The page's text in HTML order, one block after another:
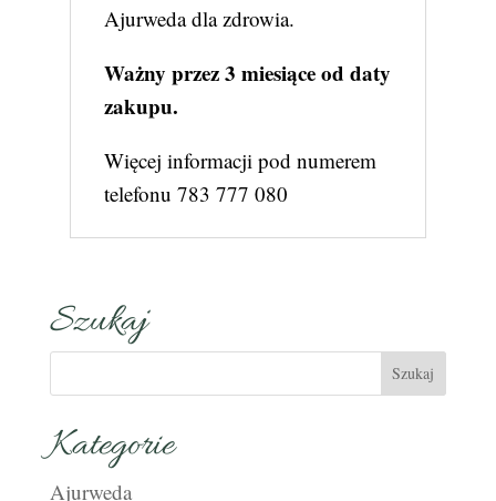
Ajurweda dla zdrowia.
Ważny przez 3 miesiące od daty
zakupu.
Więcej informacji pod numerem
telefonu 783 777 080
Szukaj
Kategorie
Ajurweda